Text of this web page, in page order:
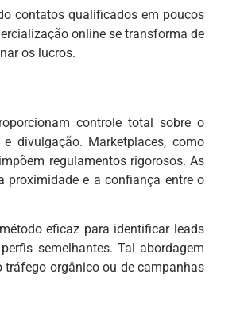
contatos qualificados em poucos
online se transforma de
os lucros.
controle total sobre o
divulgação. Marketplaces, como
regulamentos rigorosos. As
proximidade e a confiança entre o
eficaz para identificar leads
semelhantes. Tal abordagem
tráfego orgânico ou de campanhas